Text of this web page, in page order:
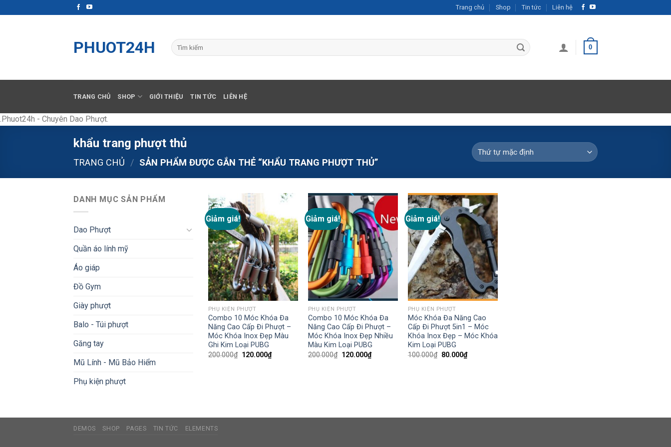
Trang chủ Shop Tin tức Liên hệ
PHUOT24H
Tìm
kiếm:
0
TRANG CHỦ SHOP GIỚI THIỆU TIN TỨC LIÊN HỆ
.Phuot24h - Chuyên Dao Phượt.
khẩu trang phượt thủ
TRANG CHỦ / SẢN PHẨM ĐƯỢC GẮN THẺ “KHẨU TRANG PHƯỢT THỦ”
DANH MỤC SẢN PHẨM
Dao Phượt
Quần áo lính mỹ
Áo giáp
Đồ Gym
Giày phượt
Balo - Túi phượt
Găng tay
Mũ Lính - Mũ Bảo Hiểm
Phụ kiện phượt
Giảm giá!
Add to
wishlist
PHỤ KIỆN PHƯỢT
Combo 10 Móc Khóa Đa
Năng Cao Cấp Đi Phượt –
Móc Khóa Inox Đẹp Màu
Ghi Kim Loại PUBG
200.000₫ 120.000₫
Giảm giá!
Add to
wishlist
PHỤ KIỆN PHƯỢT
Combo 10 Móc Khóa Đa
Năng Cao Cấp Đi Phượt –
Móc Khóa Inox Đẹp Nhiều
Màu Kim Loại PUBG
200.000₫ 120.000₫
Giảm giá!
Add to
wishlist
PHỤ KIỆN PHƯỢT
Móc Khóa Đa Năng Cao
Cấp Đi Phượt 5in1 – Móc
Khóa Inox Đẹp – Móc Khóa
Kim Loại PUBG
100.000₫ 80.000₫
DEMOS SHOP PAGES TIN TỨC ELEMENTS